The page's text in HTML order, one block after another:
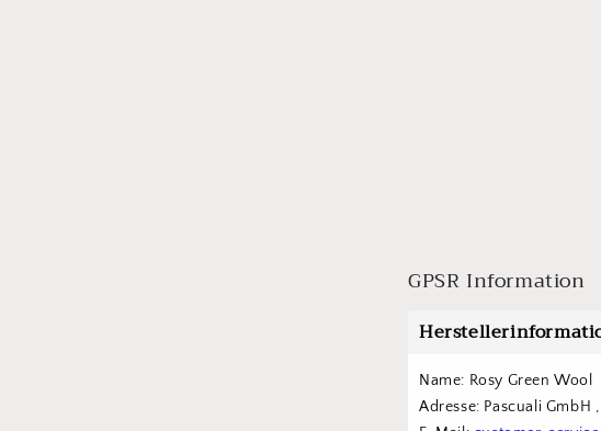
GPSR Information
Name: Rosy Green Wool
Adresse: Pascuali GmbH